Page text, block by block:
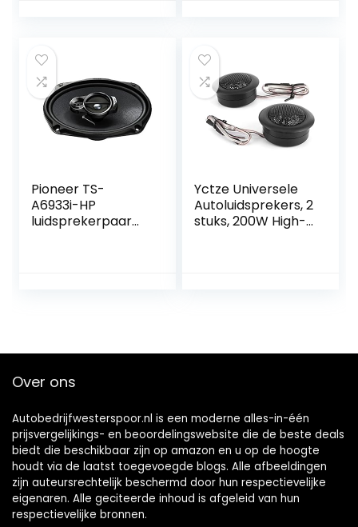
update
Pioneer TS-
A6933i-HP
luidsprekerpaar
Yctze Universele
Autoluidsprekers, 2
stuks, 200W High-
Over ons
Autobedrijfwesterspoor.nl is een moderne alles-in-één
prijsvergelijkings- en beoordelingswebsite die de beste deals
biedt die beschikbaar zijn op amazon en u op de hoogte
houdt via de laatst toegevoegde blogs. Alle afbeeldingen
zijn auteursrechtelijk beschermd door hun respectievelijke
eigenaren. Alle geciteerde inhoud is afgeleid van hun
respectievelijke bronnen.